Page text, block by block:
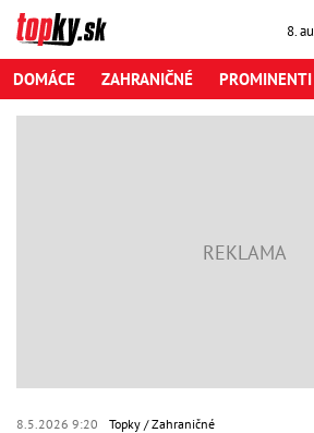
8.
DOMÁCE ZAHRANIČNÉ PROMINENTI
8.5.2026 9:20 Topky Zahraničné